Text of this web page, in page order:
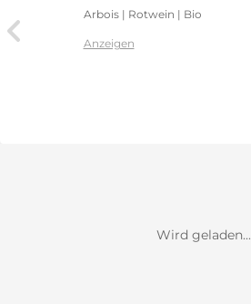
Arbois | Rotwein | Bio
Anzeigen
Wird geladen...